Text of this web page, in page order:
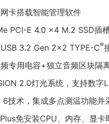
卡搭载智能管理软件
PCI-E 4.0 x4 M.2​​ SSD插
3.2 Gen 2x2 TYPE-C®
专用电容+独立音频区块隔
2.0灯光系统，支持数字
6技术，集成多点测温功能
免安装CPU、内存、显卡